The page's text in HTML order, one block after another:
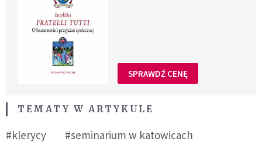
SPRAWDŹ CENĘ
TEMATY W ARTYKULE
#klerycy
#seminarium w katowicach